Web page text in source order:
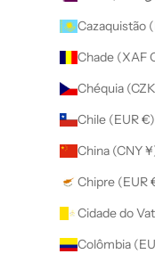
Chile (EUR €)
China